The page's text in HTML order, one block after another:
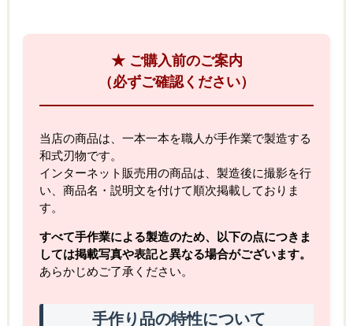
★ ご購入前のご案内
（必ずご確認ください）
当店の商品は、一本一本を職人が手作業で製造する
和式刃物です。
インターネット販売用の商品は、製造後に撮影を行
い、商品名・説明文を付けて順次掲載しておりま
す。
すべて手作業による製造のため、以下の点につきま
しては掲載写真や表記と異なる場合がございます。
あらかじめご了承ください。
手作り品の特性について